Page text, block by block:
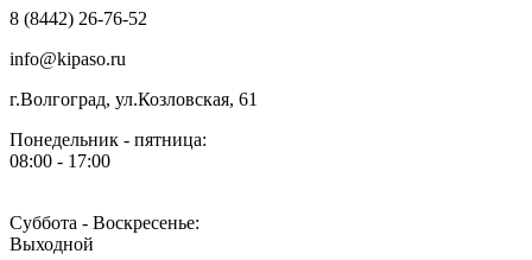
8 (8442) 26-76-52
info@kipaso.ru
г.Волгоград, ул.Козловская, 61
Понедельник - пятница:
08:00 - 17:00
Суббота - Воскресенье:
Выходной